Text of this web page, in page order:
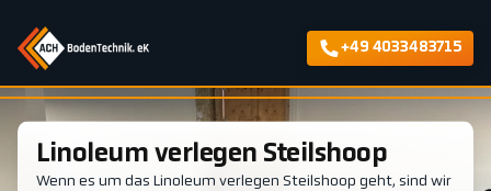
+49 4033483715
Linoleum verlegen Steilshoop
Wenn es um das Linoleum verlegen Steilshoop geht, sind wir